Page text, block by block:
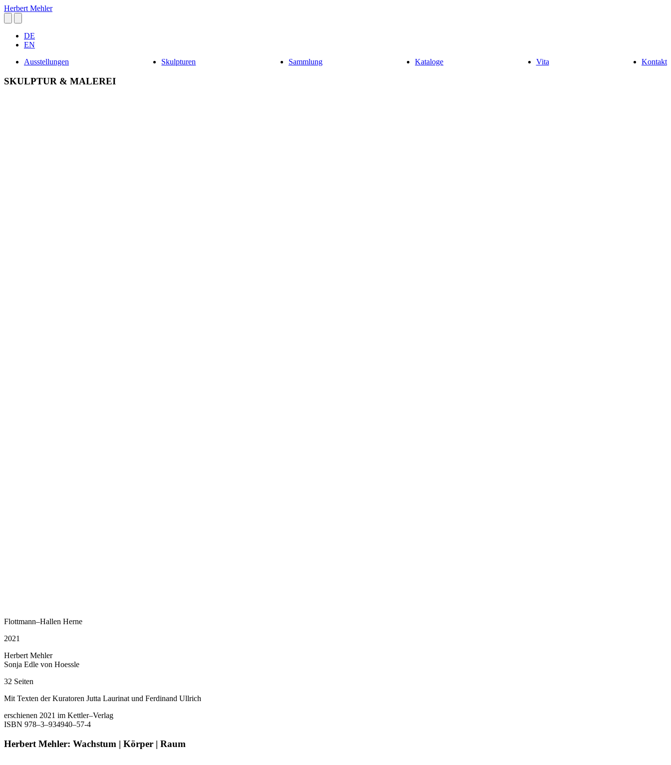
Herbert Mehler
DE
EN
Ausstellungen
Skulpturen Sammlung Kataloge Vita Kontakt
SKULPTUR & MALEREI
Flottmann–Hallen Herne
2021
Herbert Mehler
Sonja Edle von Hoessle
32 Seiten
Mit Texten der Kuratoren Jutta Laurinat und Ferdinand Ullrich
erschienen 2021 im Kettler–Verlag
ISBN 978–3–934940–57-4
Herbert Mehler: Wachstum | Körper | Raum